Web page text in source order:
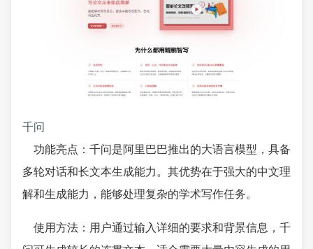
千问
功能亮点：千问是阿里巴巴推出的大语言模型，具备
多轮对话和长文本生成能力。其优势在于强大的中文理
解和生成能力，能够处理复杂的学术写作任务。
使用方法：用户通过输入详细的要求和背景信息，千